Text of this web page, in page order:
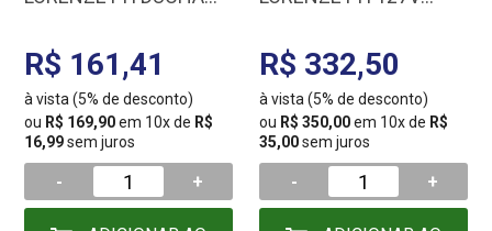
127/5500 7541500
R$ 161,41
à vista (5% de desconto)
ou R$ 169,90em 10x de R$
16,99sem juros
- +
7560025/7560038
R$ 332,50
à vista (5% de desconto)
ou R$ 350,00em 10x de R$
35,00sem juros
- +